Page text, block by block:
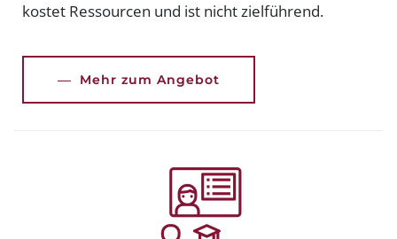
kostet Ressourcen und ist nicht zielführend.
Mehr zum Angebot